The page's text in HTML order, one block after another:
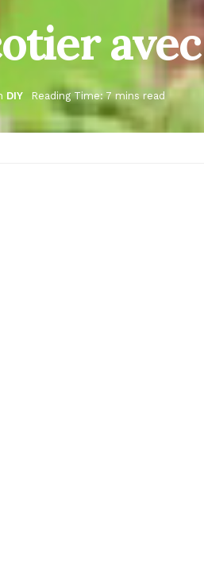
DIY Reading Time: 7 mins read